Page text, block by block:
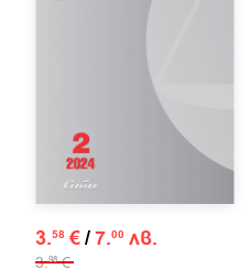
3.58 €/7.00 лв.
3.98 €